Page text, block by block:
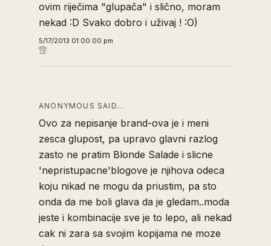
ovim riječima "glupača" i slično, moram
nekad :D Svako dobro i uživaj ! :O)
5/17/2013 01:00:00 pm
ANONYMOUS SAID…
Ovo za nepisanje brand-ova je i meni
zesca glupost, pa upravo glavni razlog
zasto ne pratim Blonde Salade i slicne
'nepristupacne'blogove je njihova odeca
koju nikad ne mogu da priustim, pa sto
onda da me boli glava da je gledam..moda
jeste i kombinacije sve je to lepo, ali nekad
cak ni zara sa svojim kopijama ne moze